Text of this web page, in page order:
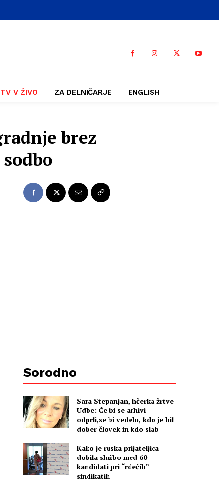
TV V ŽIVO ZA DELNIČARJE ENGLISH
brez
Sorodno
Sara Stepanjan, hčerka žrtve
Udbe: Če bi se arhivi
odprli,se bi vedelo, kdo je bil
dober človek in kdo slab
Kako je ruska prijateljica
dobila službo med 60
kandidati pri “rdečih”
sindikatih